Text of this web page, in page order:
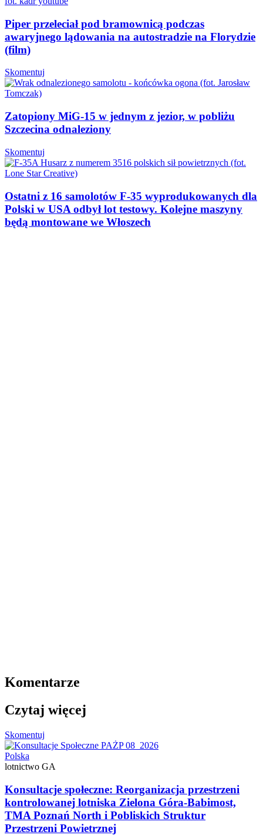
Piper przeleciał pod bramownicą podczas
awaryjnego lądowania na autostradzie na Florydzie
(film)
Skomentuj
Zatopiony MiG-15 w jednym z jezior, w pobliżu
Szczecina odnaleziony
Skomentuj
Ostatni z 16 samolotów F-35 wyprodukowanych dla
Polski w USA odbył lot testowy. Kolejne maszyny
będą montowane we Włoszech
Komentarze
Czytaj więcej
Skomentuj
Polska
lotnictwo GA
Konsultacje społeczne: Reorganizacja przestrzeni
kontrolowanej lotniska Zielona Góra-Babimost,
TMA Poznań North i Pobliskich Struktur
Przestrzeni Powietrznej